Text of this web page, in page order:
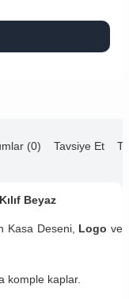
(0) Tavsiye Et
Beyaz
Kasa Deseni, Logo ve
komple kaplar.